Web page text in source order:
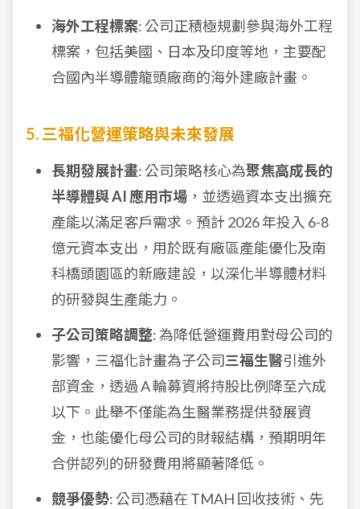
海外工程標案: 公司正積極規劃參與海外工程
標案，包括美國、日本及印度等地，主要配
合國內半導體龍頭廠商的海外建廠計畫。
5. 三福化營運策略與未來發展
長期發展計畫: 公司策略核心為聚焦高成長的
半導體與 AI 應用市場 ，並透過資本支出擴充
產能以滿足客戶需求。預計 2026 年投入 6-8
億元資本支出，用於既有廠區產能優化及南
科橋頭園區的新廠建設，以深化半導體材料
的研發與生產能力。
子公司策略調整: 為降低營運費用對母公司的
影響，三福化計畫為子公司三福生醫引進外
部資金，透過 A 輪募資將持股比例降至六成
以下。此舉不僅能為生醫業務提供發展資
金，也能優化母公司的財報結構，預期明年
合併認列的研發費用將顯著降低。
競爭優勢: 公司憑藉在 TMAH 回收技術、先